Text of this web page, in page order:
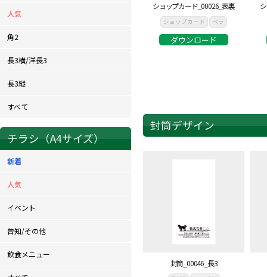
ショップカード_00026_表裏
ショップカード ペラ
ダウンロード
封筒デザイン
封筒_00046_長3
人気
角2
長3横/洋長3
長3縦
すべて
チラシ（A4サイズ）
新着
人気
イベント
告知/その他
飲食メニュー